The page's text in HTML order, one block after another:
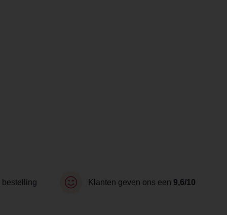
bestelling Klanten geven ons een 9,6/10